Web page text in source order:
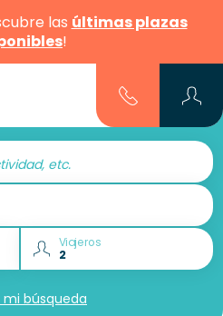
las últimas plazas
!
etc.
Viajeros
mi búsqueda